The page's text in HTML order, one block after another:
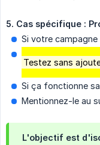
5. Cas spécifique :
Si votre
Testez sans
Si ça fonctionne
Mentionnez-le au
L'objectif est